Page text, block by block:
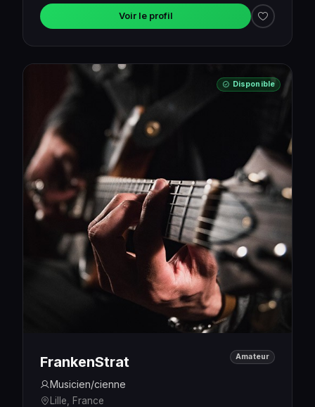
Voir le profil
Disponible
FrankenStrat
Musicien/cienne
Lille, France
Amateur